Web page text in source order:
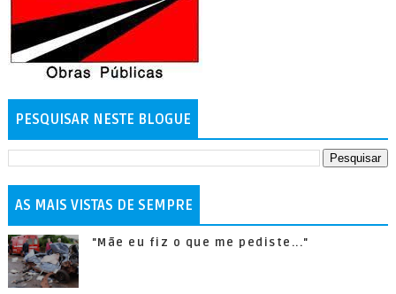
PESQUISAR NESTE BLOGUE
AS MAIS VISTAS DE SEMPRE
"Mãe eu fiz o que me pediste..."